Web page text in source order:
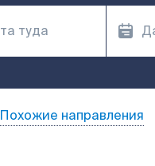
Похожие направления